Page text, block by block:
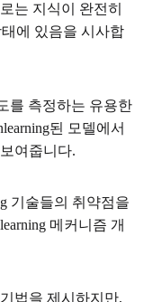
는 지식이 완전히
에 있음을 시사합
를 측정하는 유용한
된 모델에서
여줍니다.
기술들의 취약점을
메커니즘 개
법을 제시하지만,